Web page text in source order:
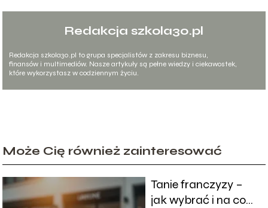
Redakcja szkola30.pl
Redakcja szkola30.pl to grupa specjalistów z zakresu biznesu,
finansów i multimediów. Nasze artykuły są pełne wiedzy i ciekawostek,
które wykorzystasz w codziennym życiu.
Może Cię również zainteresować
Tanie franczyzy –
jak wybrać i na co